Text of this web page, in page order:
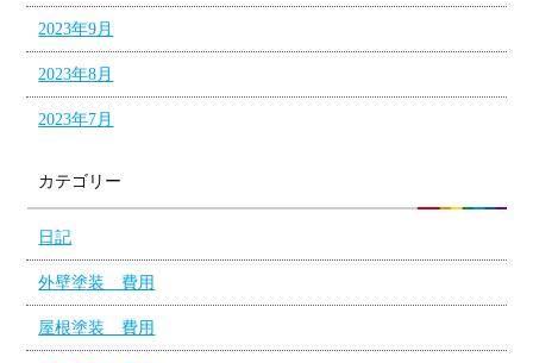
2023年9月
2023年8月
2023年7月
カテゴリー
日記
外壁塗装 費用
屋根塗装 費用